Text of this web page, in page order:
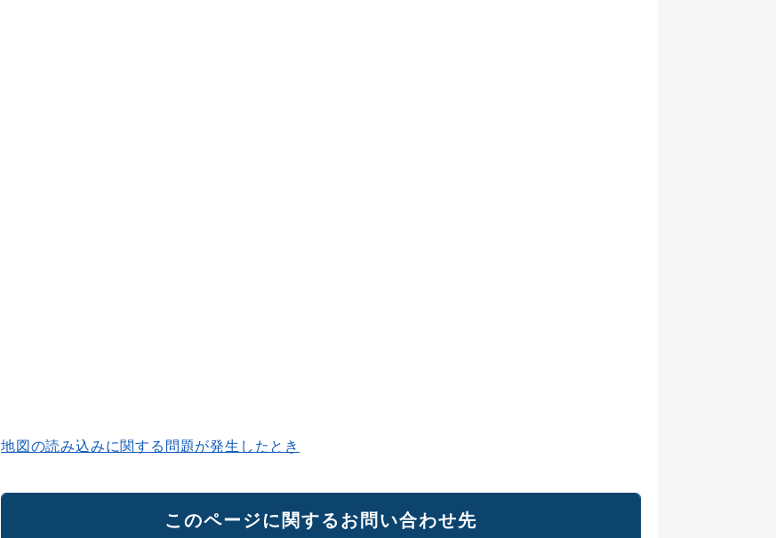
地図の読み込みに関する問題が発生したとき
このページに関するお問い合わせ先